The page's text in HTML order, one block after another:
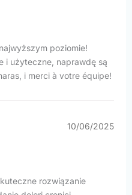
poziomie!
i użyteczne, naprawdę są
i merci à votre équipe!
10/06/2025
rozwiązanie